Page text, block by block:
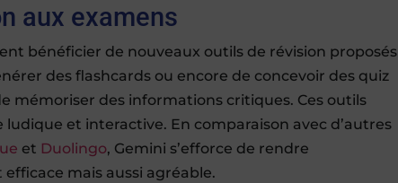
aux examens
bénéficier de nouveaux outils de révision proposés
des flashcards ou encore de concevoir des quiz
mémoriser des informations critiques. Ces outils
et interactive. En comparaison avec d’autres
et Duolingo, Gemini s’efforce de rendre
mais aussi agréable.